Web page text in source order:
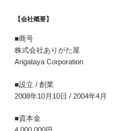
【会社概要】
■商号
株式会社ありがた屋
Arigataya Corporation
■設立 / 創業
2008年10月10日 / 2004年4月
■資本金